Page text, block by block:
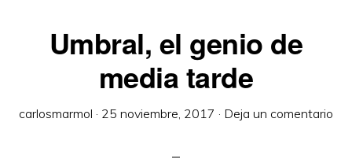
Umbral, el genio de
media tarde
carlosmarmol · 25 noviembre, 2017 · Deja un comentario